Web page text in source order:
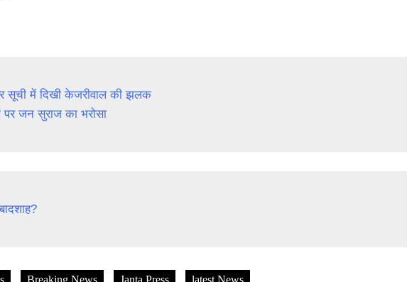
सूची में दिखी केजरीवाल की झलक
जन सुराज का भरोसा